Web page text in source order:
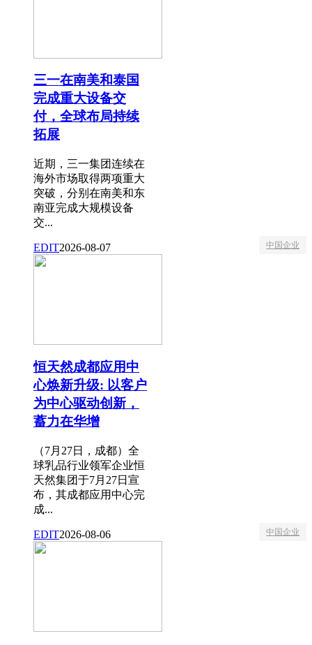
三一在南美和泰国
完成重大设备交
付，全球布局持续
拓展
近期，三一集团连续在
海外市场取得两项重大
突破，分别在南美和东
南亚完成大规模设备
交...
EDIT2026-08-07 中国企业
恒天然成都应用中
心焕新升级: 以客户
为中心驱动创新，
蓄力在华增
（7月27日，成都）全
球乳品行业领军企业恒
天然集团于7月27日宣
布，其成都应用中心完
成...
EDIT2026-08-06 中国企业